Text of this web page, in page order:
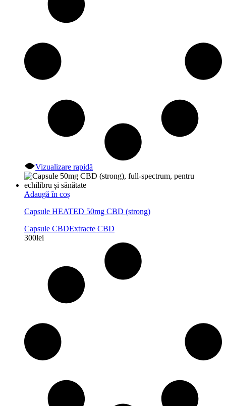
Vizualizare rapidă
Adaugă în coș
Capsule HEATED 50mg CBD (strong)
Capsule CBDExtracte CBD
300lei